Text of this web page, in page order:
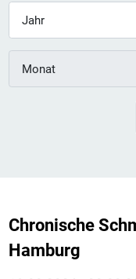
Chronische
Hamburg